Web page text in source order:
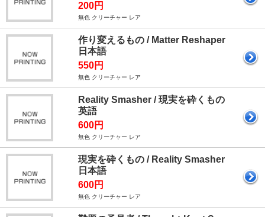
200円
無色 クリーチャー レア
作り変えるもの / Matter Reshaper
日本語
550円
無色 クリーチャー レア
Reality Smasher / 現実を砕くもの
英語
600円
無色 クリーチャー レア
現実を砕くもの / Reality Smasher
日本語
600円
無色 クリーチャー レア